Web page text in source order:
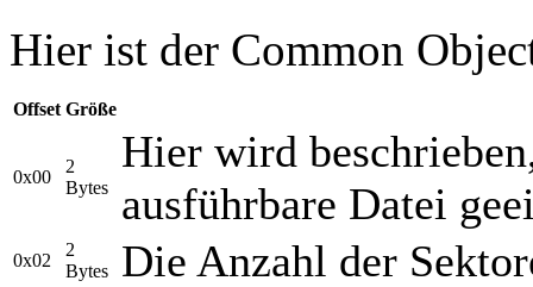
Hier ist der Common
Offset Größe
0x00
2
Bytes
Hier wird
ausführbare Datei
0x02
2
Bytes
Die Anzahl der